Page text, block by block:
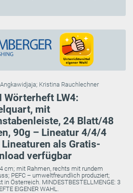
; Kristina Rauchlechner
Wörterheft LW4:
mit
24 Blatt/48
90g – Lineatur 4/4/4
als Gratis-
verfügbar
cm; mit Rahmen, rechts mit rundem
PEFC – umweltfreundlich produziert;
in Österreich. MINDESTBESTELLMENGE: 3
EIGENER WAHL.